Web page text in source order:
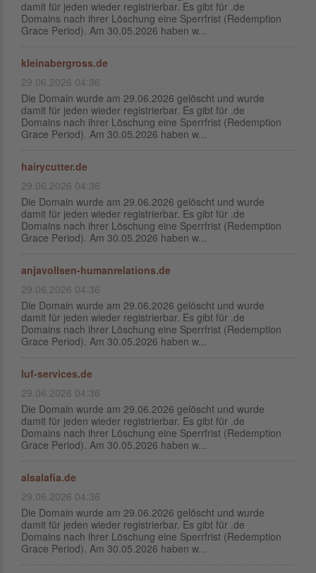
damit für jeden wieder registrierbar. Es gibt für .de
Domains nach ihrer Löschung eine Sperrfrist (Redemption
Grace Period). Am 30.05.2026 haben w...
kleinabergross.de
29.06.2026 04:36
Die Domain wurde am 29.06.2026 gelöscht und wurde
damit für jeden wieder registrierbar. Es gibt für .de
Domains nach ihrer Löschung eine Sperrfrist (Redemption
Grace Period). Am 30.05.2026 haben w...
hairycutter.de
29.06.2026 04:36
Die Domain wurde am 29.06.2026 gelöscht und wurde
damit für jeden wieder registrierbar. Es gibt für .de
Domains nach ihrer Löschung eine Sperrfrist (Redemption
Grace Period). Am 30.05.2026 haben w...
anjavollsen-humanrelations.de
29.06.2026 04:36
Die Domain wurde am 29.06.2026 gelöscht und wurde
damit für jeden wieder registrierbar. Es gibt für .de
Domains nach ihrer Löschung eine Sperrfrist (Redemption
Grace Period). Am 30.05.2026 haben w...
luf-services.de
29.06.2026 04:36
Die Domain wurde am 29.06.2026 gelöscht und wurde
damit für jeden wieder registrierbar. Es gibt für .de
Domains nach ihrer Löschung eine Sperrfrist (Redemption
Grace Period). Am 30.05.2026 haben w...
alsalafia.de
29.06.2026 04:36
Die Domain wurde am 29.06.2026 gelöscht und wurde
damit für jeden wieder registrierbar. Es gibt für .de
Domains nach ihrer Löschung eine Sperrfrist (Redemption
Grace Period). Am 30.05.2026 haben w...